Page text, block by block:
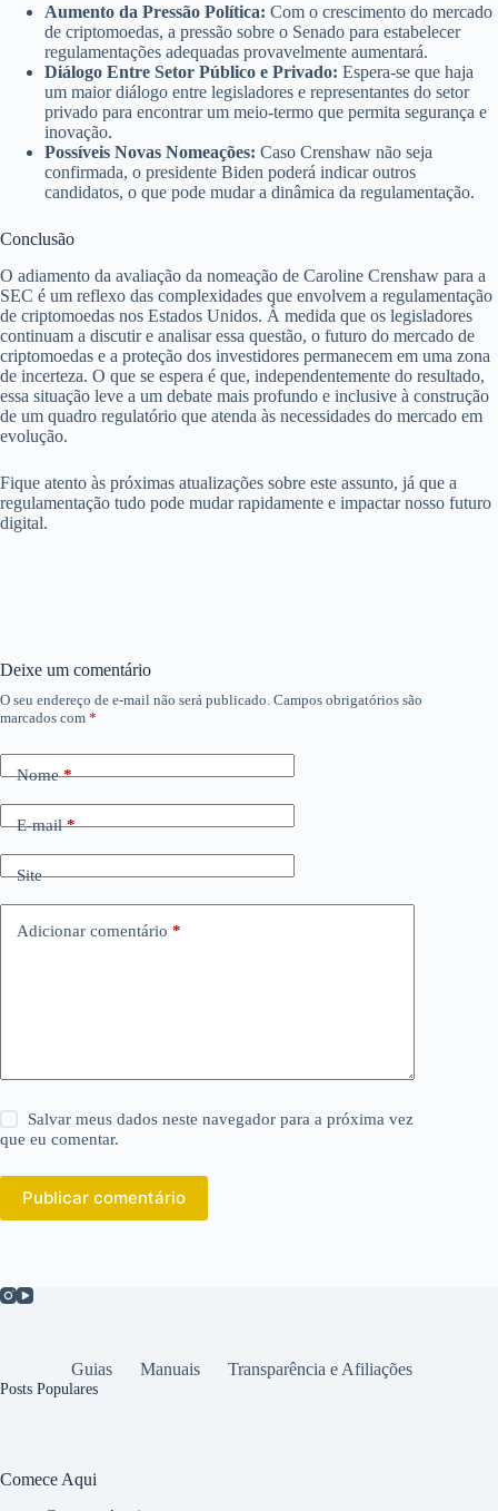
Aumento da Pressão Política: Com o crescimento do mercado
de criptomoedas, a pressão sobre o Senado para estabelecer
regulamentações adequadas provavelmente aumentará.
Diálogo Entre Setor Público e Privado: Espera-se que haja
um maior diálogo entre legisladores e representantes do setor
privado para encontrar um meio-termo que permita segurança e
inovação.
Possíveis Novas Nomeações: Caso Crenshaw não seja
confirmada, o presidente Biden poderá indicar outros
candidatos, o que pode mudar a dinâmica da regulamentação.
Conclusão
O adiamento da avaliação da nomeação de Caroline Crenshaw para a
SEC é um reflexo das complexidades que envolvem a regulamentação
de criptomoedas nos Estados Unidos. À medida que os legisladores
continuam a discutir e analisar essa questão, o futuro do mercado de
criptomoedas e a proteção dos investidores permanecem em uma zona
de incerteza. O que se espera é que, independentemente do resultado,
essa situação leve a um debate mais profundo e inclusive à construção
de um quadro regulatório que atenda às necessidades do mercado em
evolução.
Fique atento às próximas atualizações sobre este assunto, já que a
regulamentação tudo pode mudar rapidamente e impactar nosso futuro
digital.
Deixe um comentário
O seu endereço de e-mail não será publicado. Campos obrigatórios são
marcados com *
Nome*
E-mail*
Site
Adicionar comentário *
Salvar meus dados neste navegador para a próxima vez
que eu comentar.
Publicar comentário
Guias Manuais Transparência e Afiliações
Posts Populares
Comece Aqui